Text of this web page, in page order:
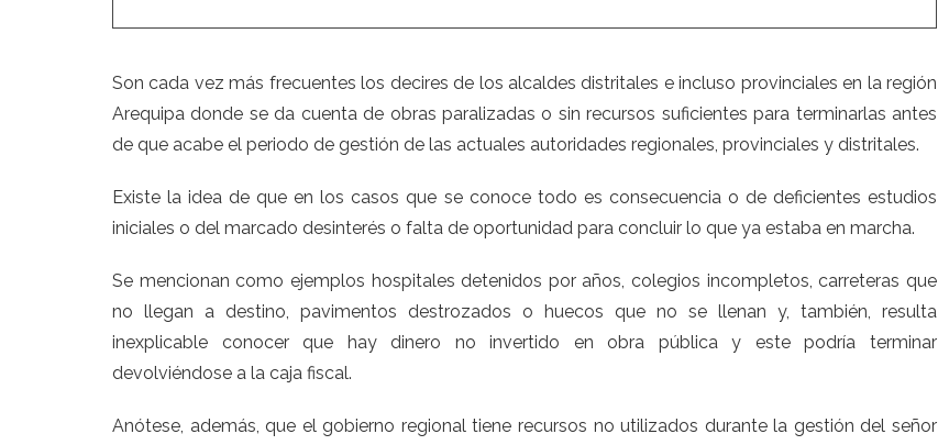
Son cada vez más frecuentes los decires de los alcaldes distritales e incluso provinciales en la región
Arequipa donde se da cuenta de obras paralizadas o sin recursos suficientes para terminarlas antes
de que acabe el periodo de gestión de las actuales autoridades regionales, provinciales y distritales.
Existe la idea de que en los casos que se conoce todo es consecuencia o de deficientes estudios
iniciales o del marcado desinterés o falta de oportunidad para concluir lo que ya estaba en marcha.
Se mencionan como ejemplos hospitales detenidos por años, colegios incompletos, carreteras que
no llegan a destino, pavimentos destrozados o huecos que no se llenan y, también, resulta
inexplicable conocer que hay dinero no invertido en obra pública y este podría terminar
devolviéndose a la caja fiscal.
Anótese, además, que el gobierno regional tiene recursos no utilizados durante la gestión del señor